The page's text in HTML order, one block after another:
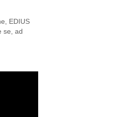
EDIUS
se, ad